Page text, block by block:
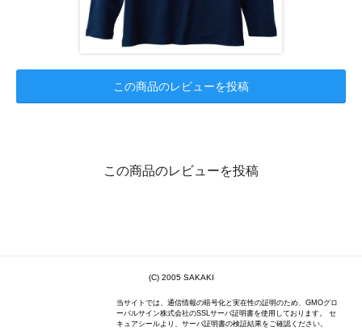
この商品のレビューを投稿
この商品のレビューを投稿
(C) 2005 SAKAKI
当サイトでは、通信情報の暗号化と実在性の証明のため、GMOグロ
ーバルサイン株式会社のSSLサーバ証明書を使用しております。 セ
キュアシールより、サーバ証明書の検証結果をご確認ください。